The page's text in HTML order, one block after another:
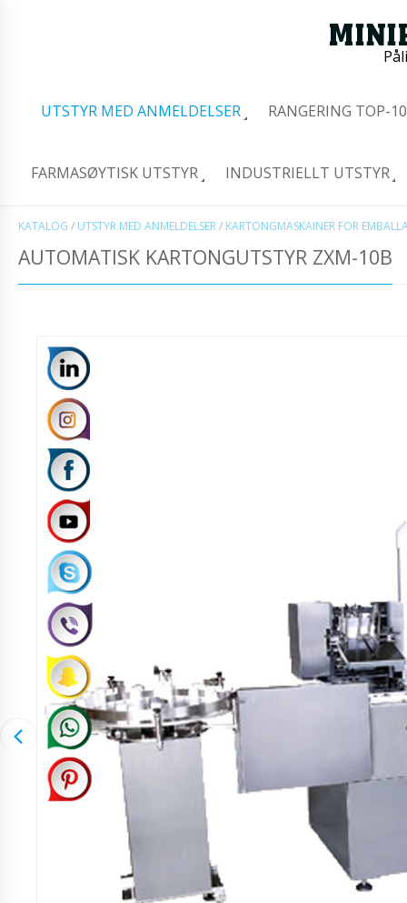
UTSTYR MED ANMELDELSER RANGERING TOP-
FARMASØYTISK UTSTYR INDUSTRIELLT UTSTYR
KATALOG / UTSTYR MED ANMELDELSER/ KARTONGMASKAINER FOR
AUTOMATISK KARTONGUTSTYR ZXM-10B